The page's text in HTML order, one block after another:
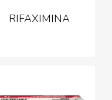
RIFAXIMINA